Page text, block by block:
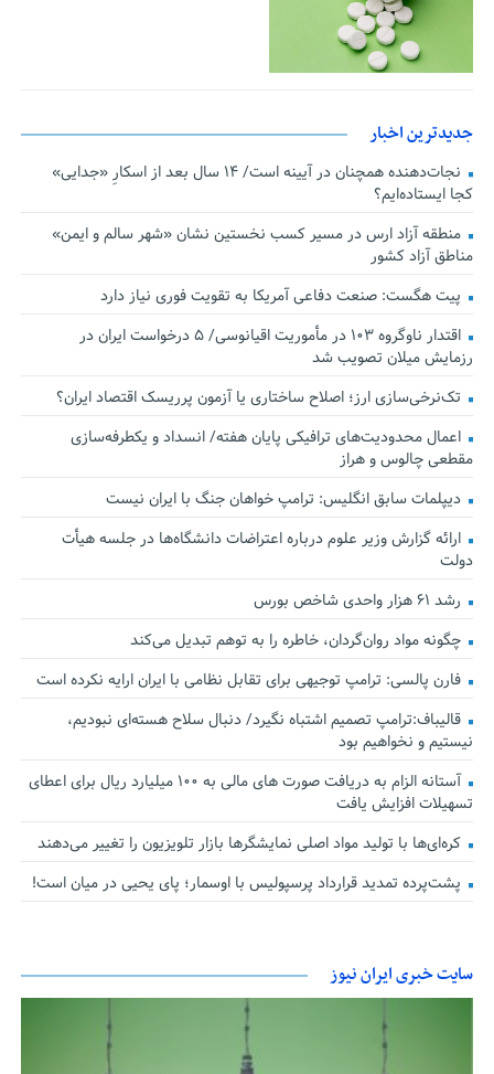
جدیدترین اخبار
نجات‌دهنده‌ همچنان در آیینه است/ ۱۴ سال بعد از اسکارِ «جدایی»
کجا ایستاده‌ایم؟
منطقه آزاد ارس در مسیر کسب نخستین نشان «شهر سالم و ایمن»
مناطق آزاد کشور
پیت هگست: صنعت دفاعی آمریکا به تقویت فوری نیاز دارد
اقتدار ناوگروه ۱۰۳ در مأموریت‌ اقیانوسی/ ۵ درخواست ایران در
رزمایش میلان تصویب شد
تک‌نرخی‌سازی ارز؛ اصلاح ساختاری یا آزمون پرریسک اقتصاد ایران؟
اعمال محدودیت‌های ترافیکی پایان هفته/ انسداد و یکطرفه‌سازی
مقطعی چالوس و هراز
دیپلمات سابق انگلیس:‌ ترامپ خواهان جنگ با ایران نیست
ارائه گزارش وزیر علوم درباره اعتراضات دانشگاه‌ها در جلسه هیأت
دولت
رشد ۶۱ هزار واحدی شاخص بورس
چگونه مواد روان‌گردان، خاطره را به توهم تبدیل می‌کند
فارن پالسی: ترامپ توجیهی برای تقابل نظامی با ایران ارایه نکرده است
قالیباف:ترامپ تصمیم اشتباه نگیرد/ دنبال سلاح هسته‌ای نبودیم،
نیستیم و نخواهیم بود
آستانه الزام به دریافت صورت های مالی به ۱۰۰ میلیارد ریال برای اعطای
تسهیلات افزایش یافت
کره‌ای‌ها با تولید مواد اصلی نمایشگرها بازار تلویزیون را تغییر می‌دهند
پشت‌پرده تمدید قرارداد پرسپولیس با اوسمار؛ پای یحیی در میان است!
سایت خبری ایران نیوز